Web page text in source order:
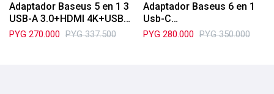
Adaptador Baseus 5 en 1 3
USB-A 3.0+HDMI 4K+USB-
C WKWG020013
PYG 270.000 PYG 337.500
Adaptador Baseus 6 en 1
Usb-C
HDMI+3*USB+TYPE-
PYG 280.000 PYG 350.000